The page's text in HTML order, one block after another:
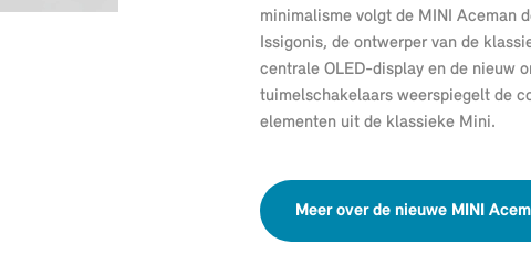
minimalisme volgt de MINI Aceman
Issigonis, de ontwerper van de
centrale OLED-display en de nieuw
tuimelschakelaars weerspiegelt de
elementen uit de klassieke Mini.
Meer over de nieuwe MINI